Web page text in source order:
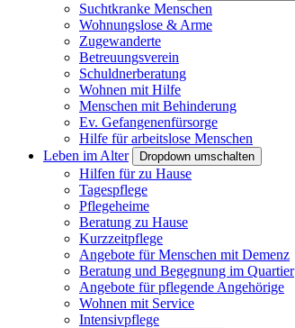
Suchtkranke Menschen
Wohnungslose & Arme
Zugewanderte
Betreuungsverein
Schuldnerberatung
Wohnen mit Hilfe
Menschen mit Behinderung
Ev. Gefangenenfürsorge
Hilfe für arbeitslose Menschen
Leben im Alter
Dropdown umschalten
Hilfen für zu Hause
Tagespflege
Pflegeheime
Beratung zu Hause
Kurzzeitpflege
Angebote für Menschen mit Demenz
Beratung und Begegnung im Quartier
Angebote für pflegende Angehörige
Wohnen mit Service
Intensivpflege